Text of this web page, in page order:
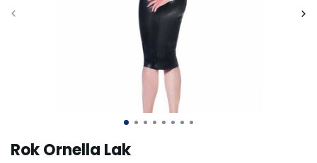
Rok Ornella Lak